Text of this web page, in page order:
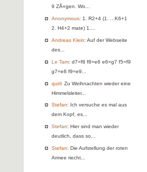
9 ZÅ«gen. Wo...
Anonymous: 1. R2+4 (1. ...K6+1
2. H4+2 mate) 1....
Andreas Klein: Auf der Webseite
des...
Le Tam: d7=f8 f8=e6 e6=g7 f5=f9
g7=e8 f9=e9...
quirl: Zu Weihnachten wieder eine
Himmelsleiter...
Stefan: Ich versuche es mal aus
dem Kopf, es...
Stefan: Hier sind man wieder
deutlich, dass so...
Stefan: Die Aufstellung der roten
Armee riecht...